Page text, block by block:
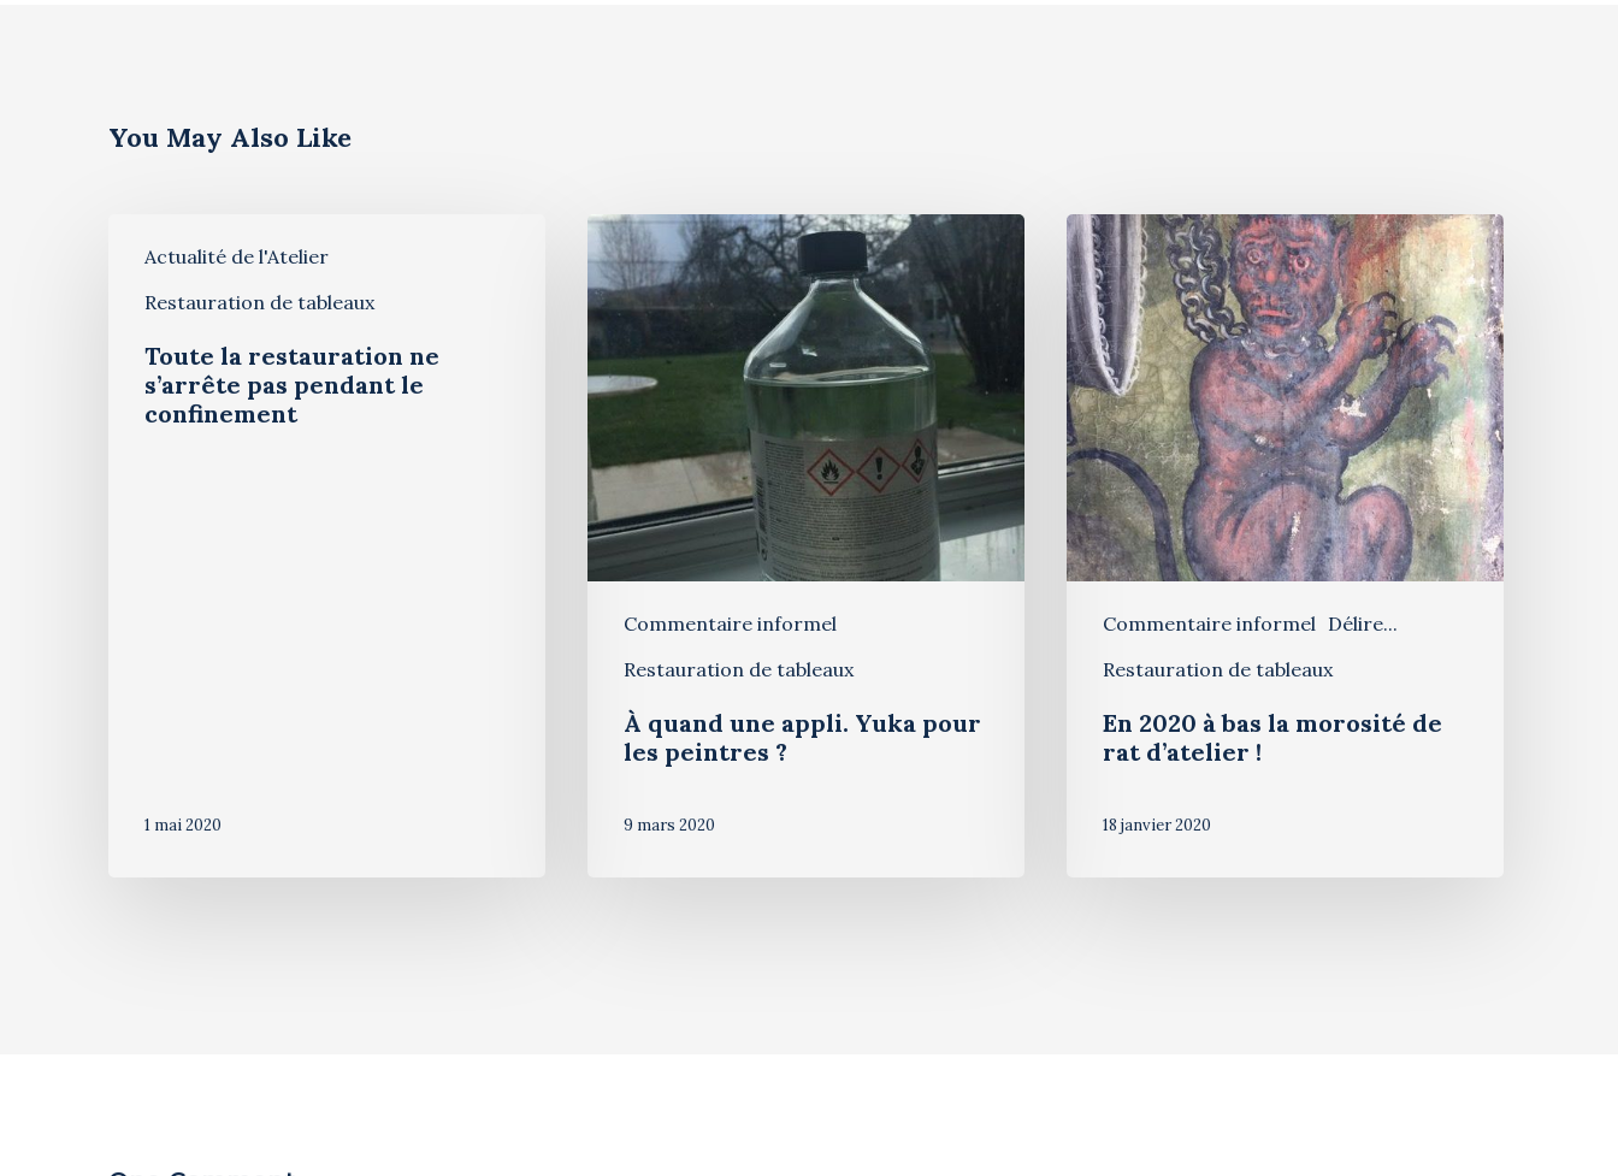
You May Also Like
Actualité de l'Atelier
Restauration de tableaux
Toute la restauration ne
s’arrête pas pendant le
confinement
1 mai 2020
Commentaire informel
Restauration de tableaux
À quand une appli. Yuka pour
les peintres ?
9 mars 2020
Commentaire informel Délire...
Restauration de tableaux
En 2020 à bas la morosité de
rat d’atelier !
18 janvier 2020